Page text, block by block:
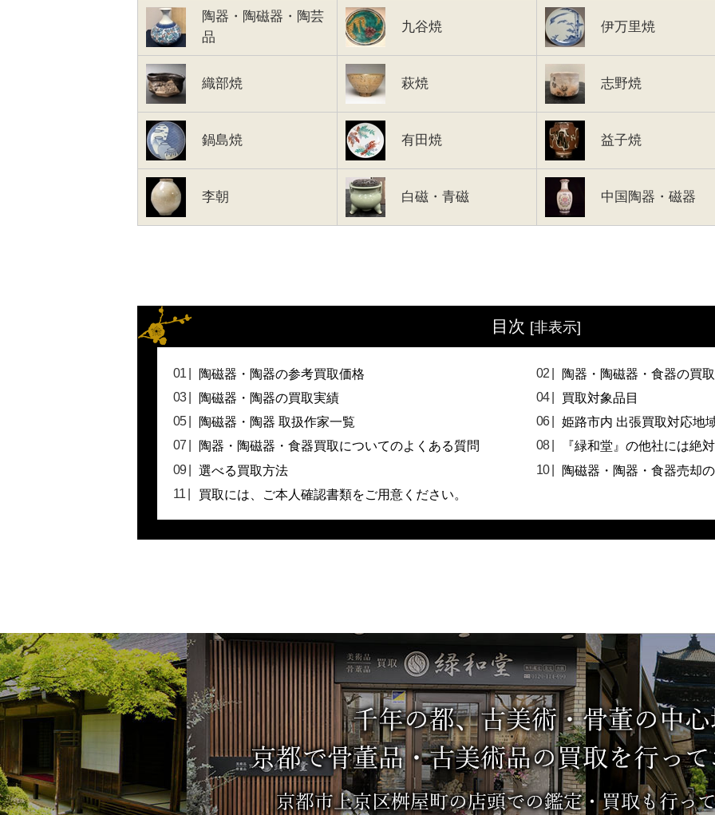
陶器・陶磁器・陶芸
品
九谷焼 伊万里焼
織部焼 萩焼 志野焼
鍋島焼 有田焼 益子焼
李朝 白磁・青磁 中国陶器・磁器
目次 [非表示]
陶磁器・陶器の参考買取価格
陶器・陶磁器・食器の買
陶磁器・陶器の買取実績
買取対象品目
陶磁器・陶器 取扱作家一覧
姫路市内 出張買取対応地
陶器・陶磁器・食器買取についてのよくある質問
『緑和堂』の他社には絶
選べる買取方法
陶磁器・陶器・食器売却
買取には、ご本人確認書類をご用意ください。